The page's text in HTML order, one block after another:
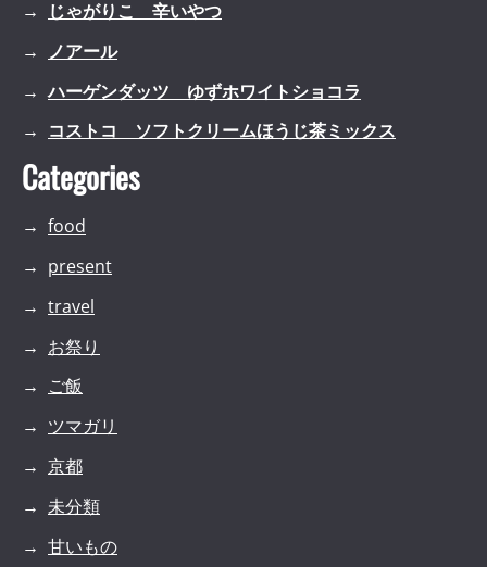
じゃがりこ 辛いやつ
ノアール
ハーゲンダッツ ゆずホワイトショコラ
コストコ ソフトクリームほうじ茶ミックス
Categories
food
present
travel
お祭り
ご飯
ツマガリ
京都
未分類
甘いもの